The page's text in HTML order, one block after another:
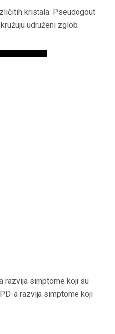
kristala. Pseudogout
udruženi zglob.
razvija simptome koji su
a razvija simptome koji